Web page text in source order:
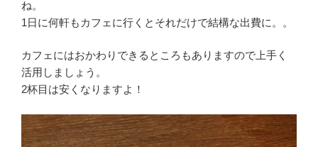
ね。
1日に何軒もカフェに行くとそれだけで結構な出費に。。
カフェにはおかわりできるところもありますので上手く
活用しましょう。
2杯目は安くなりますよ！